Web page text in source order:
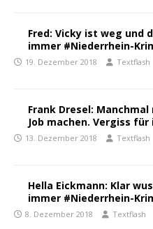
Fred: Vicky ist weg und
immer #Niederrhein-
19. Dezember 2018 Textflash
Frank Dresel:
Job machen. Vergiss
13. Dezember 2018 Textflash
Hella Eickmann: Klar
immer #Niederrhein-
8. Dezember 2018 Textflash